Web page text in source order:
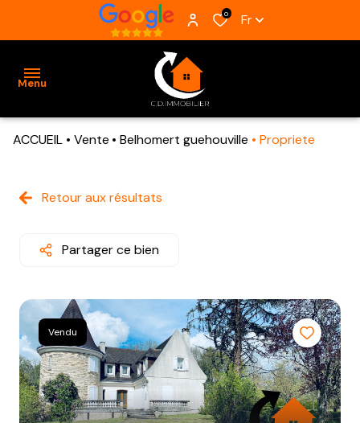
0 Fr
Menu
VENTES
VENDUS
ALERTE
E-MAIL
NOTRE
AGENCE
ACCUEIL Vente Belhomert guehouville Propriete
Retour aux résultats
Partager ce bien
Vendu